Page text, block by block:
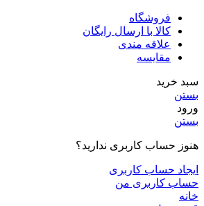
فروشگاه
کالا با ارسال رایگان
علاقه مندی
مقایسه
سبد خرید
بستن
ورود
بستن
هنوز حساب کاربری ندارید؟
ایجاد حساب کاربری
حساب کاربری من
خانه